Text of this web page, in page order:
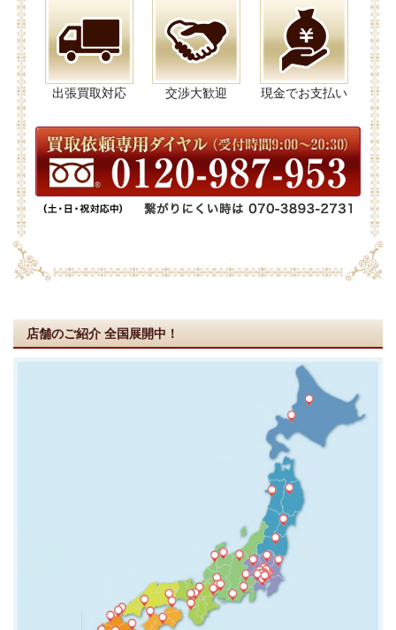
出張買取対応 交渉大歓迎 現金でお支払い
店舗のご紹介 全国展開中！